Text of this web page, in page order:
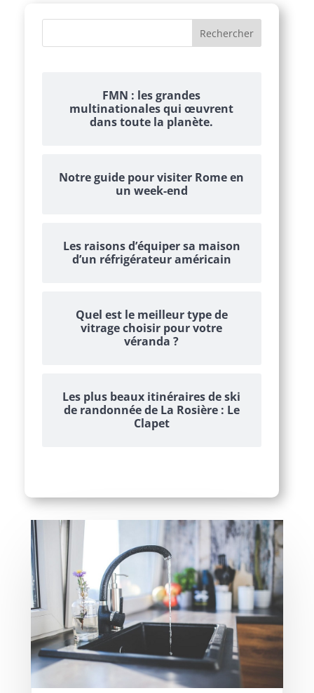
FMN : les grandes
multinationales qui œuvrent
dans toute la planète.
Notre guide pour visiter Rome en
un week-end
Les raisons d’équiper sa maison
d’un réfrigérateur américain
Quel est le meilleur type de
vitrage choisir pour votre
véranda ?
Les plus beaux itinéraires de ski
de randonnée de La Rosière : Le
Clapet